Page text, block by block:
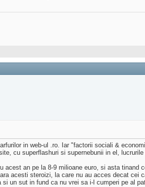
in web-ul .ro. Iar "factorii sociali &
cu superflashuri si supernebunii in el,
acest an pe la 8-9 milioane euro, si asta
acesti steroizi, la care nu au acces decat cei
un sut in fund ca nu vrei sa i-l cumperi pe al